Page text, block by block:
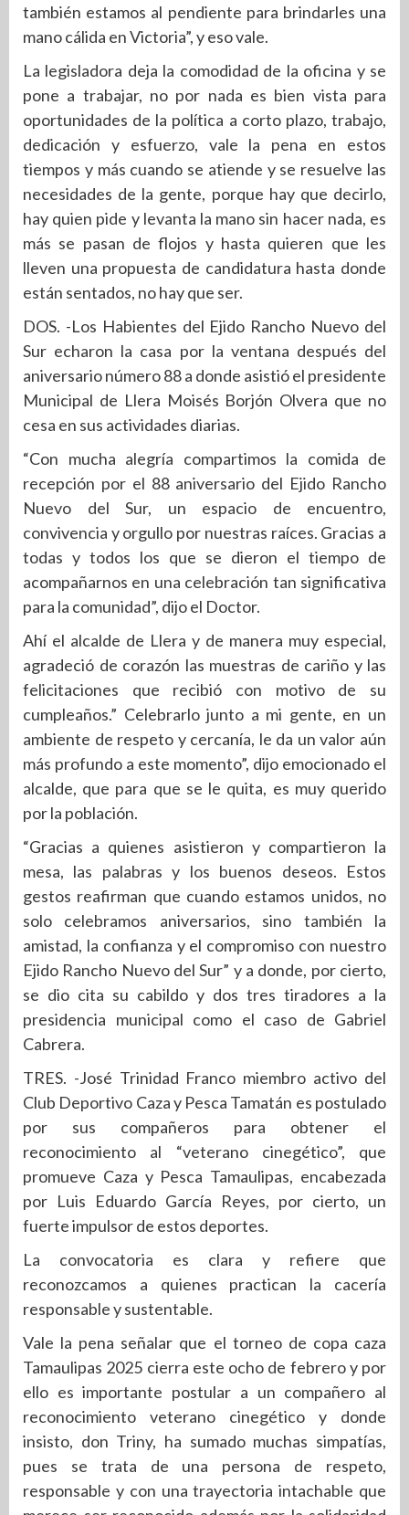
también estamos al pendiente para brindarles una
mano cálida en Victoria”, y eso vale.
La legisladora deja la comodidad de la oficina y se
pone a trabajar, no por nada es bien vista para
oportunidades de la política a corto plazo, trabajo,
dedicación y esfuerzo, vale la pena en estos
tiempos y más cuando se atiende y se resuelve las
necesidades de la gente, porque hay que decirlo,
hay quien pide y levanta la mano sin hacer nada, es
más se pasan de flojos y hasta quieren que les
lleven una propuesta de candidatura hasta donde
están sentados, no hay que ser.
DOS. -Los Habientes del Ejido Rancho Nuevo del
Sur echaron la casa por la ventana después del
aniversario número 88 a donde asistió el presidente
Municipal de Llera Moisés Borjón Olvera que no
cesa en sus actividades diarias.
“Con mucha alegría compartimos la comida de
recepción por el 88 aniversario del Ejido Rancho
Nuevo del Sur, un espacio de encuentro,
convivencia y orgullo por nuestras raíces. Gracias a
todas y todos los que se dieron el tiempo de
acompañarnos en una celebración tan significativa
para la comunidad”, dijo el Doctor.
Ahí el alcalde de Llera y de manera muy especial,
agradeció de corazón las muestras de cariño y las
felicitaciones que recibió con motivo de su
cumpleaños.” Celebrarlo junto a mi gente, en un
ambiente de respeto y cercanía, le da un valor aún
más profundo a este momento”, dijo emocionado el
alcalde, que para que se le quita, es muy querido
por la población.
“Gracias a quienes asistieron y compartieron la
mesa, las palabras y los buenos deseos. Estos
gestos reafirman que cuando estamos unidos, no
solo celebramos aniversarios, sino también la
amistad, la confianza y el compromiso con nuestro
Ejido Rancho Nuevo del Sur” y a donde, por cierto,
se dio cita su cabildo y dos tres tiradores a la
presidencia municipal como el caso de Gabriel
Cabrera.
TRES. -José Trinidad Franco miembro activo del
Club Deportivo Caza y Pesca Tamatán es postulado
por sus compañeros para obtener el
reconocimiento al “veterano cinegético”, que
promueve Caza y Pesca Tamaulipas, encabezada
por Luis Eduardo García Reyes, por cierto, un
fuerte impulsor de estos deportes.
La convocatoria es clara y refiere que
reconozcamos a quienes practican la cacería
responsable y sustentable.
Vale la pena señalar que el torneo de copa caza
Tamaulipas 2025 cierra este ocho de febrero y por
ello es importante postular a un compañero al
reconocimiento veterano cinegético y donde
insisto, don Triny, ha sumado muchas simpatías,
pues se trata de una persona de respeto,
responsable y con una trayectoria intachable que